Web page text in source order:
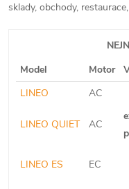
sklady, obchody,
Model
Motor
LINEO
AC
LINEO QUIET AC
LINEO ES EC